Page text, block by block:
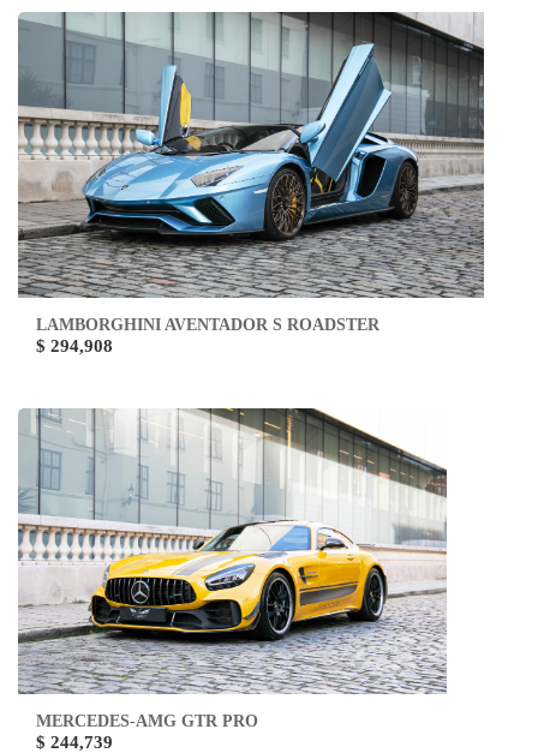
LAMBORGHINI AVENTADOR S ROADSTER
$ 294,908
MERCEDES-AMG GTR PRO
$ 244,739